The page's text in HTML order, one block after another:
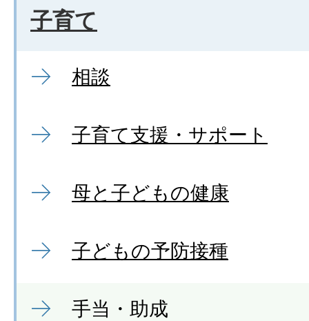
子育て
相談
子育て支援・サポート
母と子どもの健康
子どもの予防接種
手当・助成